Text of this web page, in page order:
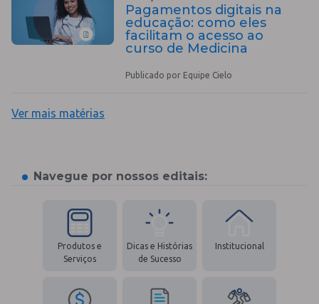
Pagamentos digitais na
educação: como eles
facilitam o acesso ao
curso de Medicina
Publicado por Equipe Cielo
Ver mais matérias
Navegue por nossos editais:
Produtos e
Serviços
Dicas e Histórias
de Sucesso
Institucional